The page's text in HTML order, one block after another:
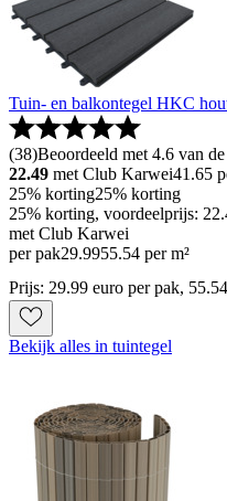
Tuin- en balkontegel HKC
(38)Beoordeeld met 4.6 van
22.49 met Club Karwei41.65
25% korting25% korting
25% korting, voordeelprijs:
met Club Karwei
per pak29.9955.54 per m²
Prijs: 29.99 euro per pak,
Bekijk alles in tuintegel